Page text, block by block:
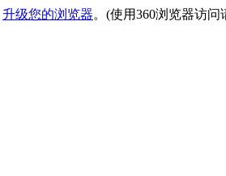
升级您的浏览器。(使用360浏览器访